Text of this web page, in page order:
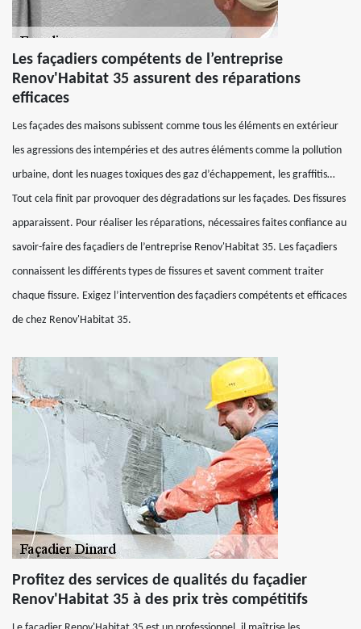
Les façadiers compétents de l’entreprise
Renov'Habitat 35 assurent des réparations
efficaces
Les façades des maisons subissent comme tous les éléments en extérieur
les agressions des intempéries et des autres éléments comme la pollution
urbaine, dont les nuages toxiques des gaz d’échappement, les graffitis…
Tout cela finit par provoquer des dégradations sur les façades. Des fissures
apparaissent. Pour réaliser les réparations, nécessaires faites confiance au
savoir-faire des façadiers de l’entreprise Renov'Habitat 35. Les façadiers
connaissent les différents types de fissures et savent comment traiter
chaque fissure. Exigez l’intervention des façadiers compétents et efficaces
de chez Renov'Habitat 35.
Profitez des services de qualités du façadier
Renov'Habitat 35 à des prix très compétitifs